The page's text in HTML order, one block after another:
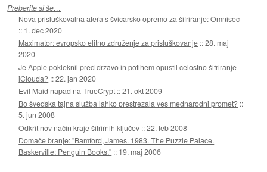
Preberite si še…
Nova prisluškovalna afera s švicarsko opremo za šifriranje: Omnisec
:: 1. dec 2020
Maximator: evropsko elitno združenje za prisluškovanje ::28. maj
2020
Je Apple pokleknil pred državo in potihem opustil celostno šifriranje
iClouda? ::22. jan 2020
Evil Maid napad na TrueCrypt ::21. okt 2009
Bo švedska tajna služba lahko prestrezala ves mednarodni promet? ::
5. jun 2008
Odkrit nov način kraje šifrirnih ključev ::22. feb 2008
Domače branje: "Bamford, James. 1983. The Puzzle Palace.
Baskerville: Penguin Books." :: 19. maj 2006